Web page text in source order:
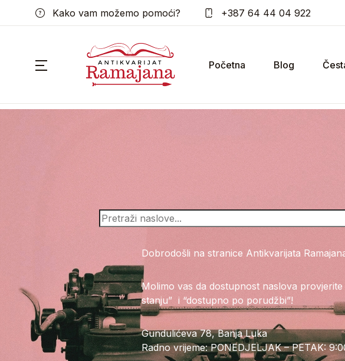
Kako vam možemo pomoći? +387 64 44 04 922
Početna Blog
Dobrodošli na stranice Antikvarijata
Molimo vas da dostupnost naslova
stanju” i “dostupno po porudžbi”!
Gundulićeva 78, Banja Luka
Radno vrijeme: PONEDJELJAK – PETAK: